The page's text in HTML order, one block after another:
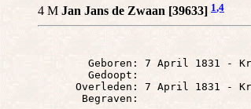
4 M Jan Jans de Zwaan [39633] 1,4
Geboren: 7 April 1831 -
        Gedoopt:
Overleden: 7 April 1831 -